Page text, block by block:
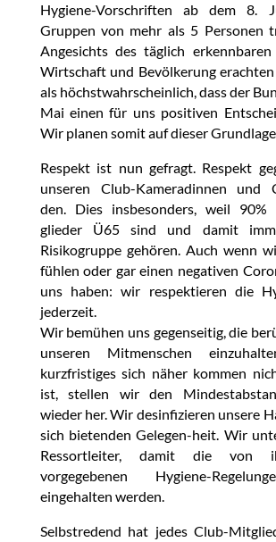
Hygiene-Vorschriften ab dem 8.
Gruppen von mehr als 5 Personen
Angesichts des täglich
Wirtschaft und Bevölkerung
als höchstwahrscheinlich, dass der
Mai einen für uns positiven
Wir planen somit auf dieser
Respekt ist nun gefragt. Respekt
unseren Club-Kameradinnen und
den. Dies insbesonders, weil
glieder Ü65 sind und damit
Risikogruppe gehören. Auch wenn
fühlen oder gar einen negativen
uns haben: wir respektieren die
jederzeit.
Wir bemühen uns gegenseitig, die
unseren Mitmenschen
kurzfristiges sich näher kommen
ist, stellen wir den
wieder her. Wir desinfizieren unsere
sich bietenden Gelegen-heit. Wir
Ressortleiter, damit die von
vorgegebenen Hygiene-
eingehalten werden.
Selbstredend hat jedes Club-